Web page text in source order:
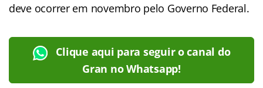
deve ocorrer em novembro pelo Governo Federal.
Clique aqui para seguir o canal do
Gran no Whatsapp!